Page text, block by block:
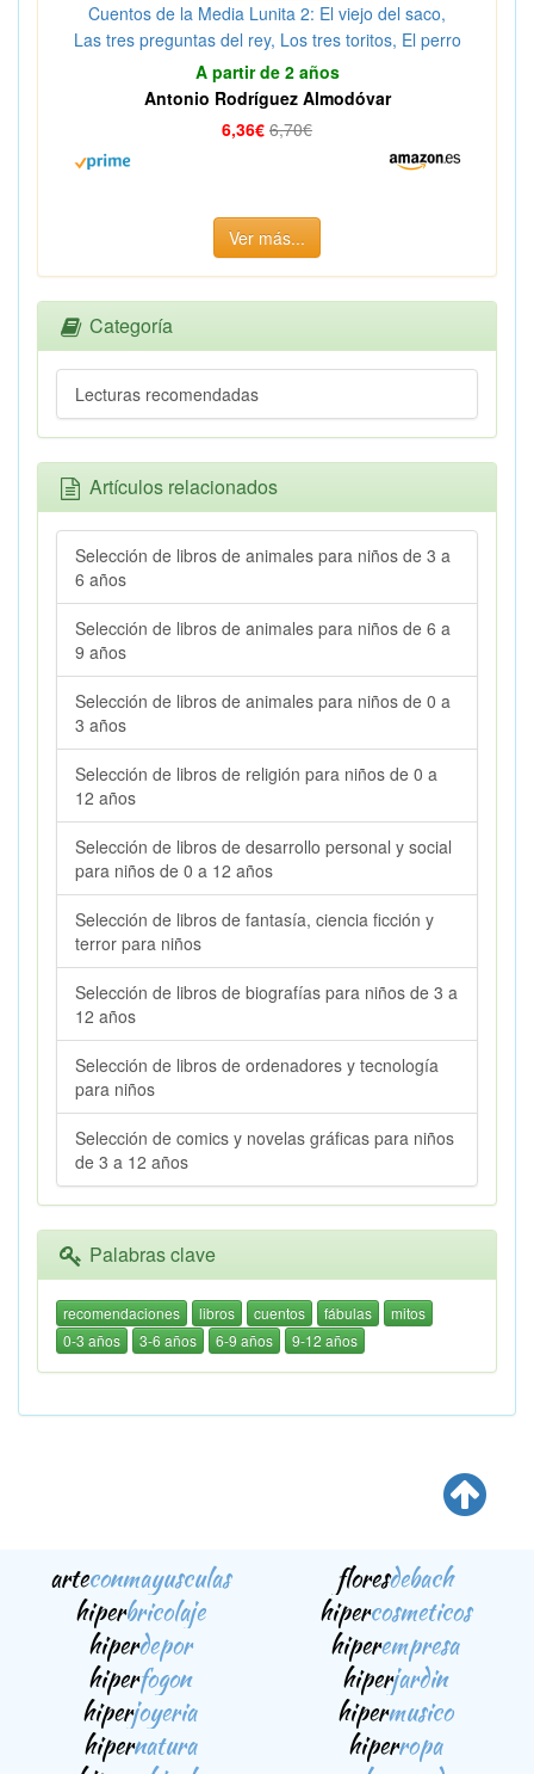
Cuentos de la Media Lunita 2: El viejo del saco,
Las tres preguntas del rey, Los tres toritos, El perro
y las liebres (Infantil - Juvenil - Cuentos De La
Media Lunita)
A partir de 2 años
Antonio Rodríguez Almodóvar
6,36€ 6,70€
Ver más...
Categoría
Lecturas recomendadas
Artículos relacionados
Selección de libros de animales para niños de 3 a
6 años
Selección de libros de animales para niños de 6 a
9 años
Selección de libros de animales para niños de 0 a
3 años
Selección de libros de religión para niños de 0 a
12 años
Selección de libros de desarrollo personal y social
para niños de 0 a 12 años
Selección de libros de fantasía, ciencia ficción y
terror para niños
Selección de libros de biografías para niños de 3 a
12 años
Selección de libros de ordenadores y tecnología
para niños
Selección de comics y novelas gráficas para niños
de 3 a 12 años
Palabras clave
recomendaciones libros cuentos fábulas
mitos
0-3 años
3-6 años 6-9 años 9-12 años
arteconmayusculas floresdebach
hiperbricolaje hipercosmeticos
hiperdepor hiperempresa
hiperfogon hiperjardin
hiperjoyeria hipermusico
hipernatura hiperropa